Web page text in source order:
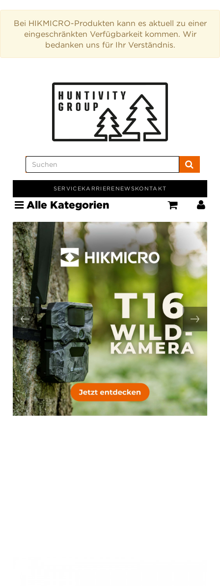
Bei HIKMICRO-Produkten kann es aktuell zu einer
eingeschränkten Verfügbarkeit kommen. Wir
bedanken uns für Ihr Verständnis.
SERVICEKARRIERE NEWSKONTAKT
Alle Kategorien